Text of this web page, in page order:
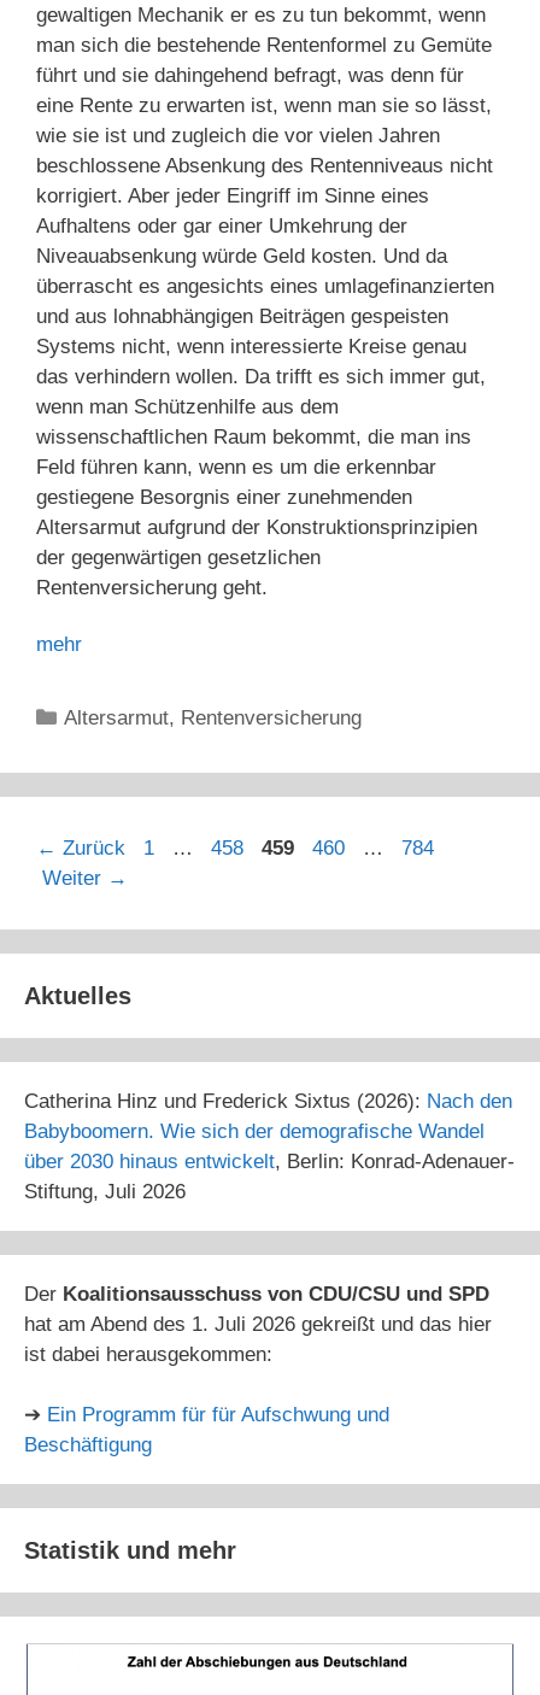
gewaltigen Mechanik er es zu tun bekommt, wenn
man sich die bestehende Rentenformel zu Gemüte
führt und sie dahingehend befragt, was denn für
eine Rente zu erwarten ist, wenn man sie so lässt,
wie sie ist und zugleich die vor vielen Jahren
beschlossene Absenkung des Rentenniveaus nicht
korrigiert. Aber jeder Eingriff im Sinne eines
Aufhaltens oder gar einer Umkehrung der
Niveauabsenkung würde Geld kosten. Und da
überrascht es angesichts eines umlagefinanzierten
und aus lohnabhängigen Beiträgen gespeisten
Systems nicht, wenn interessierte Kreise genau
das verhindern wollen. Da trifft es sich immer gut,
wenn man Schützenhilfe aus dem
wissenschaftlichen Raum bekommt, die man ins
Feld führen kann, wenn es um die erkennbar
gestiegene Besorgnis einer zunehmenden
Altersarmut aufgrund der Konstruktionsprinzipien
der gegenwärtigen gesetzlichen
Rentenversicherung geht.
mehr
Kategorien
Altersarmut, Rentenversicherung
← Zurück Seite
1 … Seite
458 Seite
459 Seite
460 … Seite
784
Weiter →
Aktuelles
Catherina Hinz und Frederick Sixtus (2026): Nach den
Babyboomern. Wie sich der demografische Wandel
über 2030 hinaus entwickelt, Berlin: Konrad-Adenauer-
Stiftung, Juli 2026
Der Koalitionsausschuss von CDU/CSU und SPD
hat am Abend des 1. Juli 2026 gekreißt und das hier
ist dabei herausgekommen:
➔ Ein Programm für für Aufschwung und
Beschäftigung
Statistik und mehr